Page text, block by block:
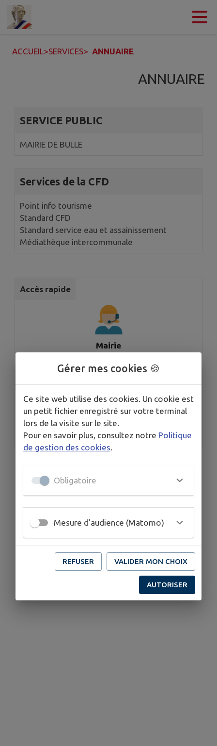
Contenu
ACCUEIL>SERVICES> ANNUAIRE
ANNUAIRE
SERVICE PUBLIC
MAIRIE DE BULLE
Services de la CFD
Point info tourisme
Standard CFD
Standard service eau et assainissement
Médiathèque intercommunale
Accès rapide
Mairie
Plateau de Frasne et du Val du Drugeon
Gérer mes cookies 🍪
Ce site web utilise des cookies. Un cookie est
un petit fichier enregistré sur votre terminal
lors de la visite sur le site.
Pour en savoir plus, consultez notre Politique
de gestion des cookies
Obligatoire
Mesure d'audience (Matomo)
REFUSER VALIDER MON CHOIX
AUTORISER